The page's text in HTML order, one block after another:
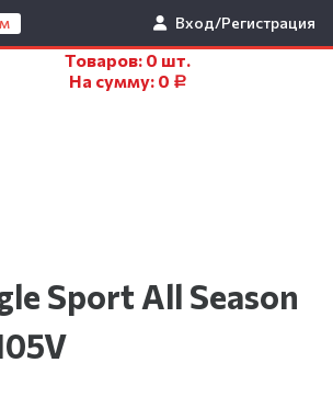
Вход/Регистрация
Товаров: 0 шт.
На сумму: 0 Р
Sport All Season